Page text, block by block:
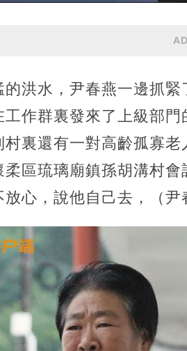
的洪水，尹春燕一邊抓
作群裏發來了上級部
村裏還有一對高齡孤寡
柔區琉璃廟鎮孫胡溝村
心，說他自己去，（尹